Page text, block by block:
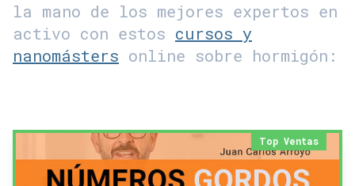
la mano de los mejores expertos en
activo con estos cursos y
nanomásters online sobre hormigón:
Top Ventas